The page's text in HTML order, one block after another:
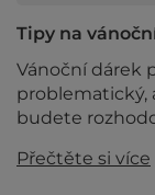
Tipy na
Vánoční dárek
problematický,
budete
Přečtěte si více